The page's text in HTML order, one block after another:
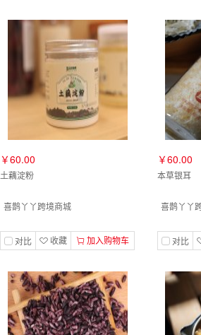
￥60.00
土藕淀粉
喜鹊丫丫跨境商城
对比 收藏 加入购物车
￥60.00
本草银耳
喜鹊丫丫
对比